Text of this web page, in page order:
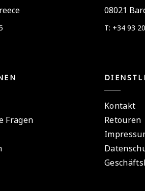
08021
T: +34 93
Fragen
Kontakt
Retouren